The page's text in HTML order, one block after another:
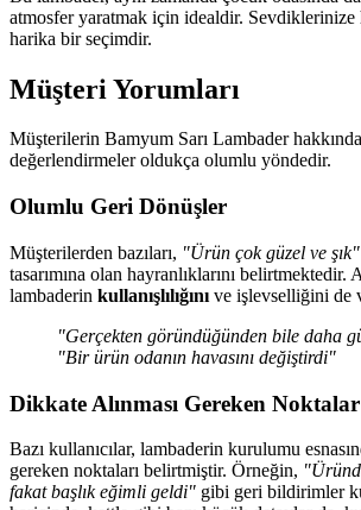
atmosfer yaratmak için idealdir.
harika bir seçimdir.
Müşteri Yorumları
Müşterilerin Bamyum Sarı Lambader hakkında
değerlendirmeler oldukça olumlu yöndedir.
Olumlu Geri Dönüşler
Müşterilerden bazıları, "Ürün çok güzel ve şık"
tasarımına olan hayranlıklarını belirtmektedir.
lambaderin kullanışlılığını ve işlevselliğini de
"Gerçekten göründüğünden bile daha
"Bir ürün odanın havasını değiştirdi"
Dikkate Alınması Gereken Noktalar
Bazı kullanıcılar, lambaderin kurulumu
gereken noktaları belirtmiştir. Örneğin,
fakat başlık eğimli geldi" gibi geri bildirimler